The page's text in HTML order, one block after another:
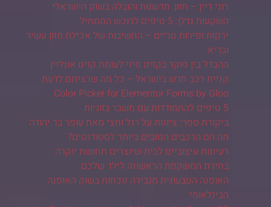
רוני דיין – חזון, חדשנות והובלה בשוק הישראלי
השקעות נדלן: 5 טיפים לרוכש המתחיל
ירקות ופירות טריים – החשיבות של אכילת מזון עשיר
ובריא
ההבדל בין פוקר בקזינו פיזי לעומת קזינו אונליין
קניית רכב חדש בישראל – כל מה שרציתם לדעת
Color Picker for Elementor Forms by Gloo.
5 טיפים להתמודדות עם משבר בזוגיות
ביקורת ספר: ציונות על רגל וחצי מאת עופר בר יהודה
מה הם הרכבים הטובים ביותר לסטודנטים?
רעיונות עיצוביים לבית שיוצרים תחושת יוקרה
בחירת המשקפת הראשונה לילד שלכם
האופנה הטבעונית מגבירה נוכחות בשוק האופנה
הבינלאומי